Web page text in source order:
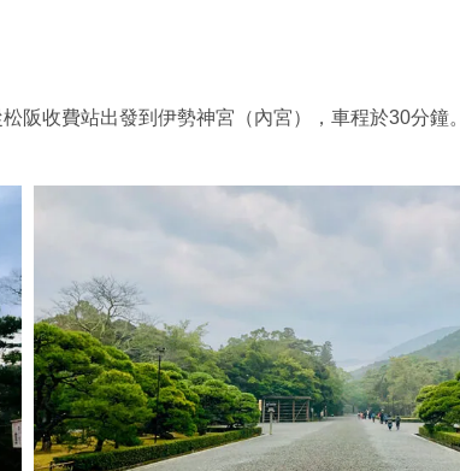
阪收費站出發到伊勢神宮（內宮），車程於30分鐘。